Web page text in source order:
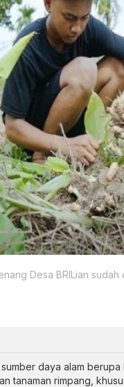
Desa BRILian
daya alam
tanaman rimpang,